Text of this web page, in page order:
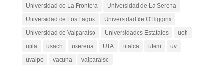
Universidad de La Frontera
Universidad de La Serena
Universidad de Los Lagos
Universidad de O'Higgins
Universidad de Valparaíso
Universidades Estatales
uoh
upla
usach userena UTA utalca utem
uv
uvalpo
vacuna valparaiso